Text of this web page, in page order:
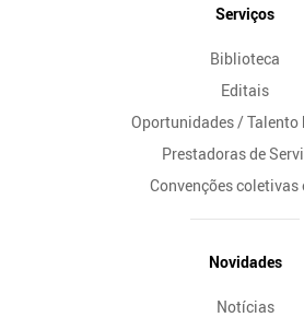
Serviços
Biblioteca
Editais
Oportunidades / Talento
Prestadoras de
Convenções coletivas
Novidades
Notícias